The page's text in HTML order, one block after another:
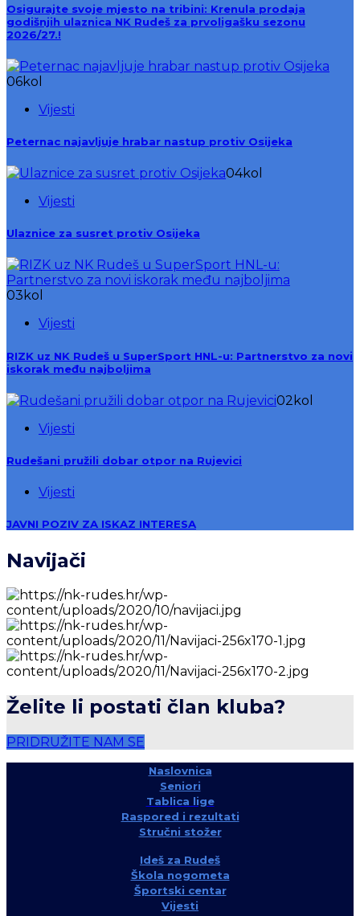
Osigurajte svoje mjesto na tribini: Krenula prodaja
godišnjih ulaznica NK Rudeš za prvoligašku sezonu
2026/27.!
06kol
Vijesti
Peternac najavljuje hrabar nastup protiv Osijeka
04kol
Vijesti
Ulaznice za susret protiv Osijeka
03 kol
Vijesti
RIZK uz NK Rudeš u SuperSport HNL-u: Partnerstvo za novi
iskorak među najboljima
02 kol
Vijesti
Rudešani pružili dobar otpor na Rujevici
Vijesti
JAVNI POZIV ZA ISKAZ INTERESA
Navijači
Želite li postati član kluba?
PRIDRUŽITE NAM SE
Naslovnica
Seniori
Tablica lige
Raspored i rezultati
Stručni stožer
Ideš za Rudeš
Škola nogometa
Športski centar
Vijesti